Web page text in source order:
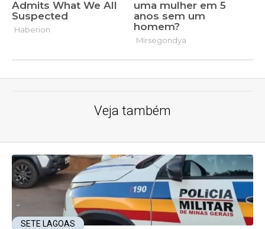
Veja também
SETE LAGOAS